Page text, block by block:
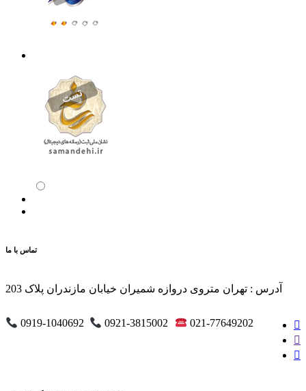
تماس با ما
آدرس : تهران متروی دروازه شمیران خیابان مازندران پلاک 203
0919-1040692 0921-3815002 021-77649202